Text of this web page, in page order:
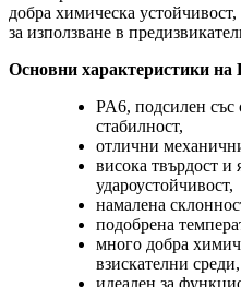
добра химическа
за използване в
Основни характеристики
PA6, подсилен със
стабилност,
отлични
висока твърдост и
удароустойчивост,
намалена
подобрена
много добра
взискателни среди,
идеален за